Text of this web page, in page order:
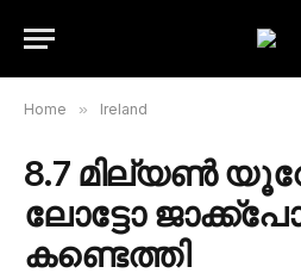
Home » Ireland
8.7 മില്യൺ
ലോട്ടോ
കണ്ടെത്തി